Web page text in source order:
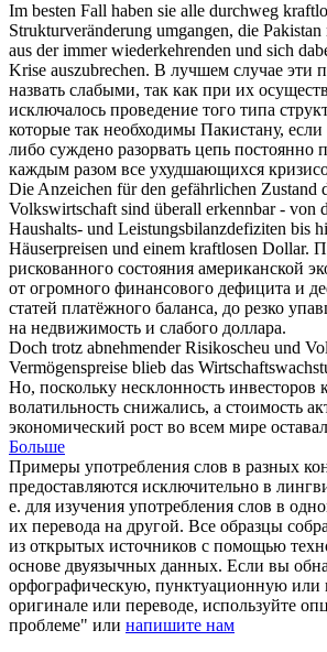
Im besten Fall haben sie alle durchweg
Strukturveränderung umgangen, die
aus der immer wiederkehrenden und sich
Krise auszubrechen. В лучшем случае эти
назвать слабыми, так как при их
исключалось проведение того типа
которые так необходимы Пакистану,
либо суждено разорвать цепь постоянно
каждым разом все ухудшающихся
Die Anzeichen für den gefährlichen Zustand
Volkswirtschaft sind überall erkennbar - von
Haushalts- und Leistungsbilanzdefiziten bis
Häuserpreisen und einem kraftlosen Dollar.
рискованного состояния американской
от огромного финансового дефицита и
статей платёжного баланса, до резко
на недвижимость и слабого доллара.
Doch trotz abnehmender Risikoscheu und
Vermögenspreise blieb das
Но, поскольку несклонность инвесторов
волатильность снижались, а стоимость
экономический рост во всем мире
Больше
Примеры употребления слов в разных
предоставляются исключительно в
е. для изучения употребления слов в
их перевода на другой. Все образцы
из открытых источников с помощью
основе двуязычных данных. Если вы
орфографическую, пунктуационную
оригинале или переводе, используйте
проблеме" или напишите нам